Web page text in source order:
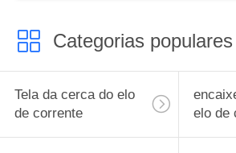
Categorias populares
Tela da cerca do elo
de corrente
elo de